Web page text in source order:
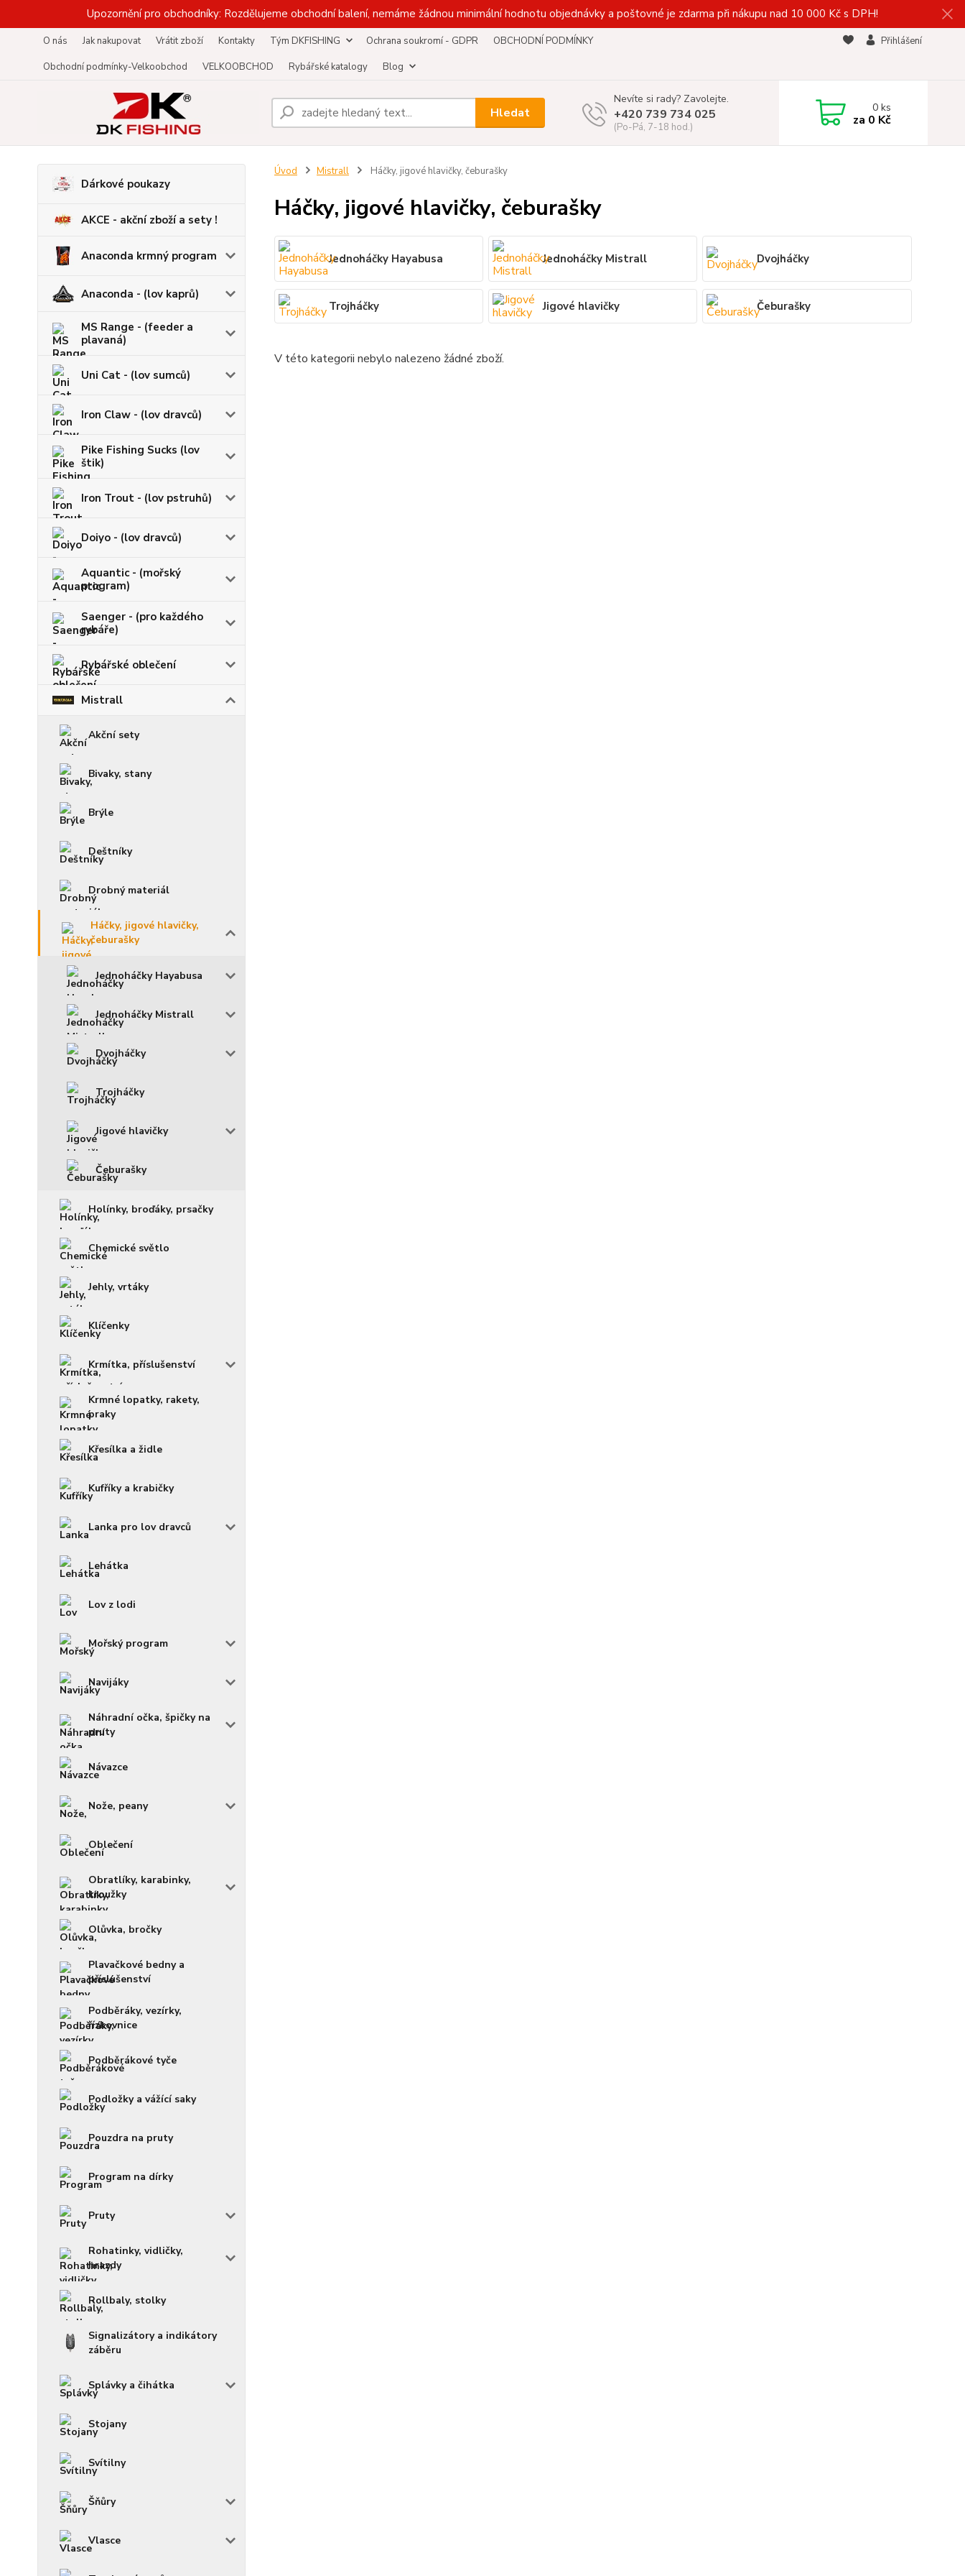
Upozornění pro obchodníky: Rozdělujeme obchodní balení, nemáme žádnou minimální hodnotu objednávky a poštovné je zdarma při nákupu nad 10 000 Kč s DPH!
O nás Jak nakupovat Vrátit zboží Kontakty Tým DKFISHING Ochrana soukromí - GDPR
OBCHODNÍ PODMÍNKY
Obchodní podmínky-Velkoobchod
VELKOOBCHOD Rybářské katalogy Blog
Přihlášení
Hledat
Nevíte si rady? Zavolejte.
+420 739 734 025
(Po-Pá, 7-18 hod.)
0ks
za 0 Kč
Dárkové poukazy
AKCE - akční zboží a sety !
Anaconda krmný program
Anaconda - (lov kaprů)
MS Range - (feeder a
plavaná)
Uni Cat - (lov sumců)
Iron Claw - (lov dravců)
Pike Fishing Sucks (lov
štik)
Iron Trout - (lov pstruhů)
Doiyo - (lov dravců)
Aquantic - (mořský
program)
Saenger - (pro každého
rybáře)
Rybářské oblečení
Mistrall
Akční sety
Bivaky, stany
Brýle
Deštníky
Drobný materiál
Háčky, jigové hlavičky,
čeburašky
Jednoháčky Hayabusa
Jednoháčky Mistrall
Dvojháčky
Trojháčky
Jigové hlavičky
Čeburašky
Holínky, broďáky, prsačky
Chemické světlo
Jehly, vrtáky
Klíčenky
Krmítka, příslušenství
Krmné lopatky, rakety,
praky
Křesílka a židle
Kufříky a krabičky
Lanka pro lov dravců
Lehátka
Lov z lodi
Mořský program
Navijáky
Náhradní očka, špičky na
pruty
Návazce
Nože, peany
Oblečení
Obratlíky, karabinky,
kroužky
Olůvka, bročky
Plavačkové bedny a
příslušenství
Podběráky, vezírky,
řízkovnice
Podběrákové tyče
Podložky a vážící saky
Pouzdra na pruty
Program na dírky
Pruty
Rohatinky, vidličky,
hrazdy
Rollbaly, stolky
Signalizátory a indikátory
záběru
Splávky a čihátka
Stojany
Svítilny
Šňůry
Vlasce
Úvod Mistrall Háčky, jigové hlavičky, čeburašky
Háčky, jigové hlavičky, čeburašky
Jednoháčky Hayabusa Jednoháčky Mistrall Dvojháčky
Trojháčky Jigové hlavičky Čeburašky
V této kategorii nebylo nalezeno žádné zboží.